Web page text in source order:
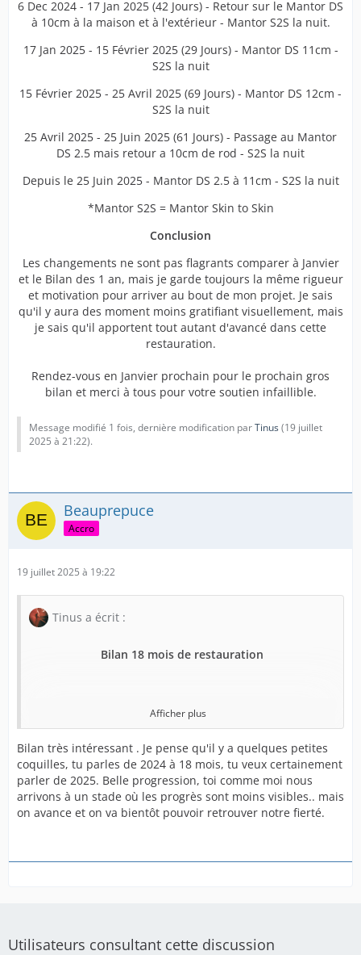
6 Dec 2024 - 17 Jan 2025 (42 Jours) - Retour sur le Mantor DS
à 10cm à la maison et à l'extérieur - Mantor S2S la nuit.
17 Jan 2025 - 15 Février 2025 (29 Jours) - Mantor DS 11cm -
S2S la nuit
15 Février 2025 - 25 Avril 2025 (69 Jours) - Mantor DS 12cm -
S2S la nuit
25 Avril 2025 - 25 Juin 2025 (61 Jours) - Passage au Mantor
DS 2.5 mais retour a 10cm de rod - S2S la nuit
Depuis le 25 Juin 2025 - Mantor DS 2.5 à 11cm - S2S la nuit
*Mantor S2S = Mantor Skin to Skin
Conclusion
Les changements ne sont pas flagrants comparer à Janvier
et le Bilan des 1 an, mais je garde toujours la même rigueur
et motivation pour arriver au bout de mon projet. Je sais
qu'il y aura des moment moins gratifiant visuellement, mais
je sais qu'il apportent tout autant d'avancé dans cette
restauration.
Rendez-vous en Janvier prochain pour le prochain gros
bilan et merci à tous pour votre soutien infaillible.
Message modifié 1 fois, dernière modification parTinus(19 juillet
2025 à 21:22).
Beauprepuce
Accro
19 juillet 2025 à 19:22
Tinus a écrit :
Bilan 18 mois de restauration
Visuels
Afficher plus
Bilan très intéressant . Je pense qu'il y a quelques petites
coquilles, tu parles de 2024 à 18 mois, tu veux certainement
parler de 2025. Belle progression, toi comme moi nous
arrivons à un stade où les progrès sont moins visibles.. mais
on avance et on va bientôt pouvoir retrouver notre fierté.
Utilisateurs consultant cette discussion